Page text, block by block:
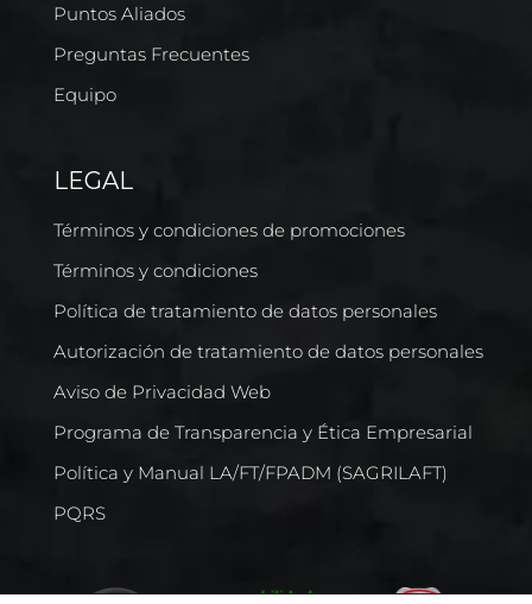
Puntos Aliados
Preguntas Frecuentes
Equipo
LEGAL
Términos y condiciones de promociones
Términos y condiciones
Política de tratamiento de datos personales
Autorización de tratamiento de datos personales
Aviso de Privacidad Web
Programa de Transparencia y Ética Empresarial
Política y Manual LA/FT/FPADM (SAGRILAFT)
PQRS